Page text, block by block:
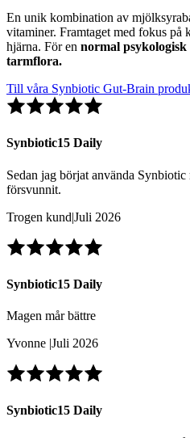
En unik kombination av
vitaminer. Framtaget med fokus på
hjärna. För en normal
tarmflora.
Till våra Synbiotic Gut-Brain
Synbiotic15 Daily
Sedan jag börjat använda
försvunnit.
Trogen kund|Juli 2026
Synbiotic15 Daily
Magen mår bättre
Yvonne |Juli 2026
Synbiotic15 Daily